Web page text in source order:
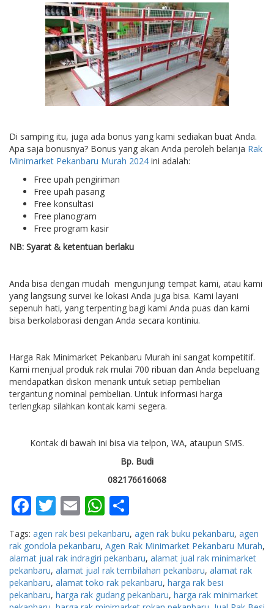
Di samping itu, juga ada bonus yang kami sediakan buat Anda.
Apa saja bonusnya? Bonus yang akan Anda peroleh belanja Rak
Minimarket Pekanbaru Murah 2024 ini adalah:
Free upah pengiriman
Free upah pasang
Free konsultasi
Free planogram
Free program kasir
NB: Syarat & ketentuan berlaku
Anda bisa dengan mudah mengunjungi tempat kami, atau kami
yang langsung survei ke lokasi Anda juga bisa. Kami layani
sepenuh hati, yang terpenting bagi kami Anda puas dan kami
bisa berkolaborasi dengan Anda secara kontiniu.
Harga Rak Minimarket Pekanbaru Murah ini sangat kompetitif.
Kami menjual produk rak mulai 700 ribuan dan Anda bepeluang
mendapatkan diskon menarik untuk setiap pembelian
tergantung nominal pembelian. Untuk informasi harga
terlengkap silahkan kontak kami segera.
Kontak di bawah ini bisa via telpon, WA, ataupun SMS.
Bp. Budi
082176616068
Facebook
Twitter
EmailWhatsApp
Tags: agen rak besi pekanbaru, agen rak buku pekanbaru, agen
rak gondola pekanbaru, Agen Rak Minimarket Pekanbaru Murah,
alamat jual rak indragiri pekanbaru, alamat jual rak minimarket
pekanbaru, alamat jual rak tembilahan pekanbaru, alamat rak
pekanbaru, alamat toko rak pekanbaru, harga rak besi
pekanbaru, harga rak gudang pekanbaru, harga rak minimarket